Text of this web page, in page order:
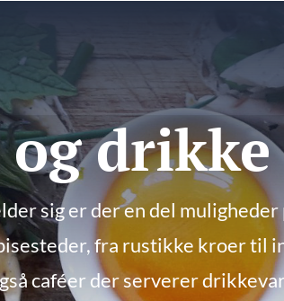
drikke
sig er der en del muligheder
fra rustikke kroer til
caféer der serverer